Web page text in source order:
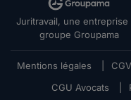
Juritravail, une entreprise
groupe Groupama
Mentions légales CGV
CGU Avocats